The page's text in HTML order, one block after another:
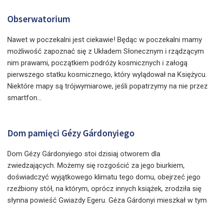
Obserwatorium
Nawet w poczekalni jest ciekawie! Będąc w poczekalni mamy
możliwość zapoznać się z Układem Słonecznym i rządzącym
nim prawami, początkiem podróży kosmicznych i załogą
pierwszego statku kosmicznego, który wylądował na Księżycu.
Niektóre mapy są trójwymiarowe, jeśli popatrzymy na nie przez
smartfon...
Dom pamięci Gézy Gárdonyiego
Dom Gézy Gárdonyiego stoi dzisiaj otworem dla
zwiedzających. Możemy się rozgościć za jego biurkiem,
doświadczyć wyjątkowego klimatu tego domu, obejrzeć jego
rzeźbiony stół, na którym, oprócz innych książek, zrodziła się
słynna powieść Gwiazdy Egeru. Géza Gárdonyi mieszkał w tym